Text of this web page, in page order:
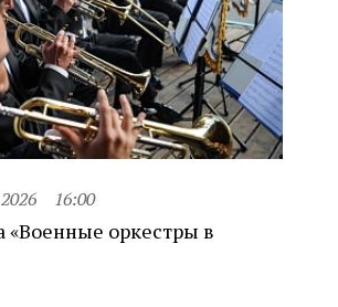
16:00
«Военные оркестры в